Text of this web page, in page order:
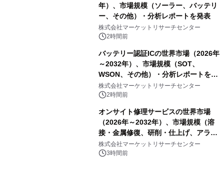
年）、市場規模（ソーラー、バッテリ
ー、その他）・分析レポートを発表
株式会社マーケットリサーチセンター
2時間前
バッテリー認証ICの世界市場（2026年
～2032年）、市場規模（SOT、
WSON、その他）・分析レポートを発
表
株式会社マーケットリサーチセンター
2時間前
オンサイト修理サービスの世界市場
（2026年～2032年）、市場規模（溶
接・金属修復、研削・仕上げ、アライ
メント、その他）・分析レポートを発
表
株式会社マーケットリサーチセンター
3時間前